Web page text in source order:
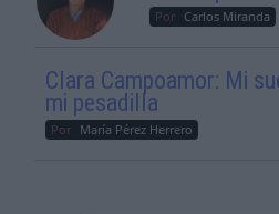
Por Carlos Miranda
Clara Campoamor: Mi
mi pesadilla
Por María Pérez Herrero